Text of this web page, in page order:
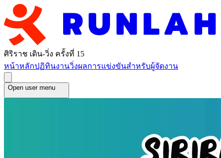
ศิริราช เดิน-วิ่ง ครั้งที่ 15
หน้าหลักปฏิทินงานวิ่งผลการแข่งขันสำหรับผู้จัดงาน
Open user menu